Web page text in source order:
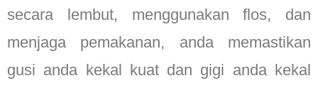
secara lembut, menggunakan flos, dan
menjaga pemakanan, anda memastikan
gusi anda kekal kuat dan gigi anda kekal